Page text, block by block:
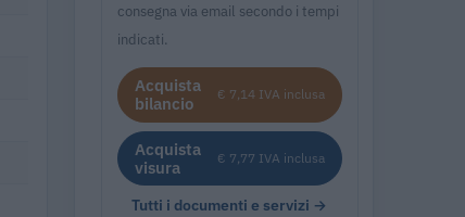
consegna via email secondo i tempi
indicati.
Acquista
bilancio
€ 7,14 IVA inclusa
Acquista
visura
€ 7,77 IVA inclusa
Tutti i documenti e servizi →